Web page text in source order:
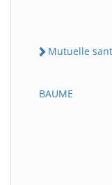
Mutuelle
BAUME